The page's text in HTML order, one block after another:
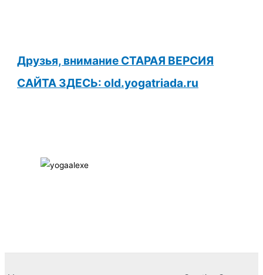
Друзья, внимание СТАРАЯ ВЕРСИЯ
САЙТА ЗДЕСЬ: old.yogatriada.ru